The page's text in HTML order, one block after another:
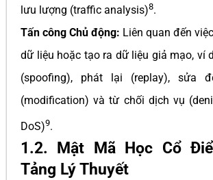
lưu lượng (traffic analysis)8.
Tấn công Chủ động: Liên quan đến
dữ liệu hoặc tạo ra dữ liệu giả mạo, ví
(spoofing), phát lại (replay), sửa
(modification) và từ chối dịch vụ
DoS)9.
1.2. Mật Mã Học Cổ
Tảng Lý Thuyết